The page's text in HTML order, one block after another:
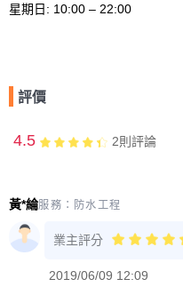
評價
4.5 2則評論
黃*綸服務： 防水工程
業主評分
2019/06/09 12:09